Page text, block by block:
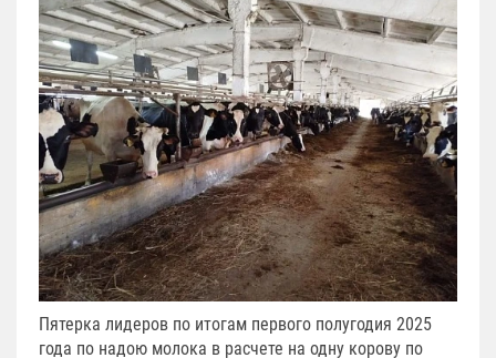
Пятерка лидеров по итогам первого полугодия 2025
года по надою молока в расчете на одну корову по